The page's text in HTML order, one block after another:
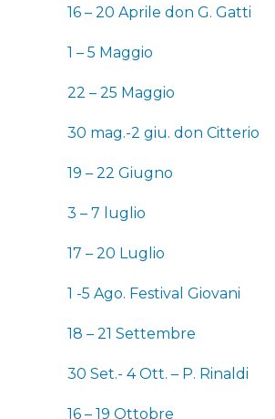
16 – 20 Aprile don G. Gatti
1 – 5 Maggio
22 – 25 Maggio
30 mag.-2 giu. don Citterio
19 – 22 Giugno
3 – 7 luglio
17 – 20 Luglio
1 -5 Ago. Festival Giovani
18 – 21 Settembre
30 Set.- 4 Ott. – P. Rinaldi
16 – 19 Ottobre